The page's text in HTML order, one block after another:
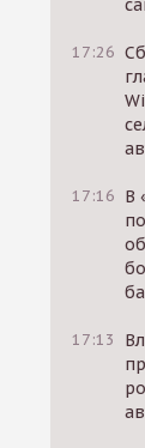
17:26
17:16 В
17:13